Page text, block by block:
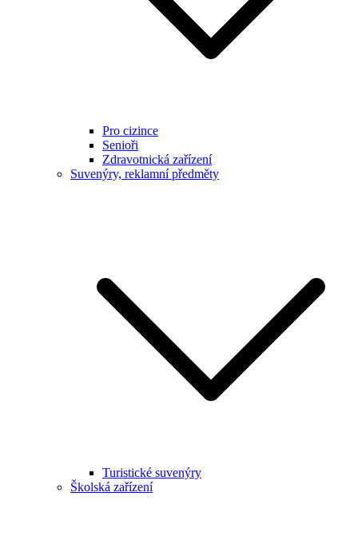
Pro cizince
Senioři
Zdravotnická zařízení
Suvenýry, reklamní předměty
Turistické suvenýry
Školská zařízení